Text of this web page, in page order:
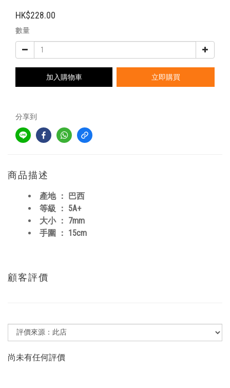
HK$228.00
數量
加入購物車 立即購買
分享到
商品描述
產地 ： 巴西
等級 ： 5A+
大小 ： 7mm
手圍 ： 15cm
顧客評價
尚未有任何評價